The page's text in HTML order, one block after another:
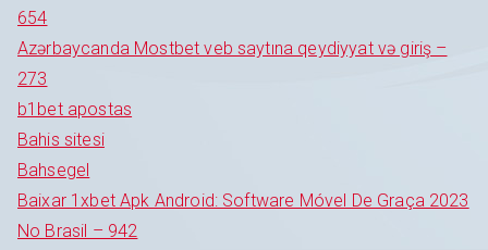
654
Azərbaycanda Mostbet veb saytına qeydiyyat və giriş –
273
b1bet apostas
Bahis sitesi
Bahsegel
Baixar 1xbet Apk Android: Software Móvel De Graça 2023
No Brasil – 942